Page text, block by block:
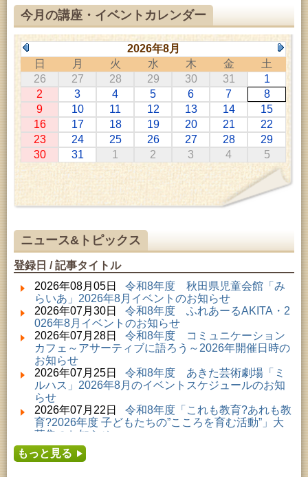
2026年06月06日 ～ 2026年10月17日 (秋田市)
令和8年度 あきたスマートカレッジD講座「防災講
座～自助力と共助力を高める～」
2026年06月27日 ～ 2026年09月05日 (秋田市)
令和8年度 あきたスマートカレッジB講座「熟議フ
ァシリテーター講座 ～熟議をつくろう！～」
2026年07月01日 ～ 2026年09月23日 (仙北市)
千葉克介写真展 ～自然の息吹～
2026年07月11日 ～ 2026年08月30日 (秋田市)
特別展「わけあって絶滅しました。展」
2026年07月14日 ～ 2026年08月23日 (秋田市)
子どもの読書活動推進事業「夏休みは図書館へ行こ
う－みんなの読みたい！知りたい！学びたい！をお
手伝いします－」（資料展示）
2026年07月25日 ～ 2026年09月06日 (美郷町)
美郷町学友館特別展「加藤明見 森に生きるツキノワ
グマ～1年の記録～」
成人教育「研修室開放」
2026年08月01日 ～ 2026年08月23日 (大館市)
清澄コレクション未公開絵画展
2026年08月01日 ～ 2026年09月23日 (秋田市)
佐竹氏の名宝、雄大なる歴史を想う～武と雅～
2026年08月01日 ～ 2026年08月16日 (秋田市)
音と会話を楽しむ朝の図書館
2026年08月01日 ～ 2026年08月23日 (秋田市)
乳幼児・青少年教育「図書館クイズラリー」
2026年08月01日 ～ 2026年08月30日 (秋田市)
乳幼児・青少年教育「夏休み資料展示」
2026年08月01日 ～ 2026年08月25日 (秋田市)
工房雑がみランド2026
2026年08月01日 ～ 2026年08月23日 (秋田市)
子どもの読書活動推進事業「夏休みは図書館へ行こ
う－みんなの読みたい！知りたい！学びたい！をお
手伝いします－」（資料展示）
おかえりなさい！佐竹本三十六歌仙絵とゆかりの名
品
今月の講座・イベントカレンダー
2026年8月
日
月 火 水 木 金
土
26
27 28 29 30 31
1
2
3 4 5 6 7
8
9
10 11 12 13 14
15
16
17 18 19 20 21
22
23
24 25 26 27 28
29
30
31 1 2 3 4 5
ニュース&トピックス
登録日 / 記事タイトル
2026年08月05日 令和8年度 秋田県児童会館「み
らいあ」2026年8月イベントのお知らせ
2026年07月30日 令和8年度 ふれあーるAKITA・2
026年8月イベントのお知らせ
2026年07月28日 令和8年度 コミュニケーション
カフェ～アサーティブに語ろう～2026年開催日時の
お知らせ
2026年07月25日 令和8年度 あきた芸術劇場「ミ
ルハス」2026年8月のイベントスケジュールのお知
らせ
2026年07月22日 令和8年度「これも教育?あれも教
育?2026年度 子どもたちの”こころを育む活動”」大
募集のお知らせ
2026年07月16日
夏休み親子体験教室」募集のお知らせ
もっと見る